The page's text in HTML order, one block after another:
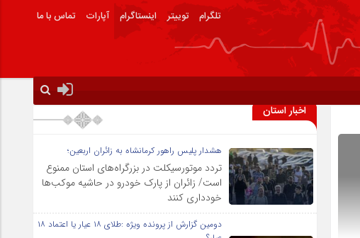
تلگرام توییتر اینستاگرام آپارات تماس با ما
اخبار استان
هشدار پلیس راهور کرمانشاه به زائران اربعین؛
تردد موتورسیکلت در بزرگراه‌های استان ممنوع
است/ زائران از پارک خودرو در حاشیه موکب‌ها
خودداری کنند
دومین گزارش از پرونده ویژه :طلای ۱۸ عیار یا اعتماد ۱۸